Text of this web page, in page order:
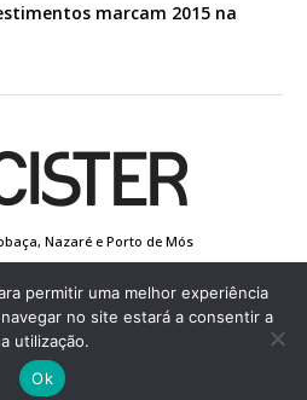
marcam 2015 na
Nazaré e Porto de Mós
Edição Impressa
- Todos os direitos reservados.
permitir uma melhor experiência
no site estará a consentir a
utilização.
Ok